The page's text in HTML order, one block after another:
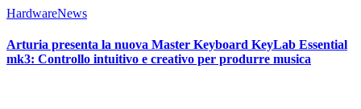
HardwareNews
Arturia presenta la nuova Master Keyboard KeyLab Essential
mk3: Controllo intuitivo e creativo per produrre musica